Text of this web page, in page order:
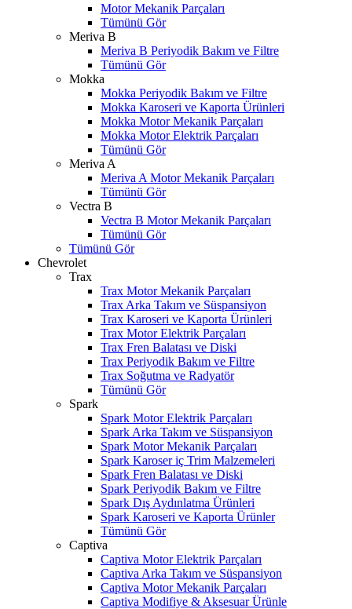
Motor Mekanik Parçaları
Tümünü Gör
Meriva B
Meriva B Periyodik Bakım ve Filtre
Tümünü Gör
Mokka
Mokka Periyodik Bakım ve Filtre
Mokka Karoseri ve Kaporta Ürünleri
Mokka Motor Mekanik Parçaları
Mokka Motor Elektrik Parçaları
Tümünü Gör
Meriva A
Meriva A Motor Mekanik Parçaları
Tümünü Gör
Vectra B
Vectra B Motor Mekanik Parçaları
Tümünü Gör
Tümünü Gör
Chevrolet
Trax
Trax Motor Mekanik Parçaları
Trax Arka Takım ve Süspansiyon
Trax Karoseri ve Kaporta Ürünleri
Trax Motor Elektrik Parçaları
Trax Fren Balatası ve Diski
Trax Periyodik Bakım ve Filtre
Trax Soğutma ve Radyatör
Tümünü Gör
Spark
Spark Motor Elektrik Parçaları
Spark Arka Takım ve Süspansiyon
Spark Motor Mekanik Parçaları
Spark Karoser iç Trim Malzemeleri
Spark Fren Balatası ve Diski
Spark Periyodik Bakım ve Filtre
Spark Dış Aydınlatma Ürünleri
Spark Karoseri ve Kaporta Ürünler
Tümünü Gör
Captiva
Captiva Motor Elektrik Parçaları
Captiva Arka Takım ve Süspansiyon
Captiva Motor Mekanik Parçaları
Captiva Modifiye & Aksesuar Ürünle